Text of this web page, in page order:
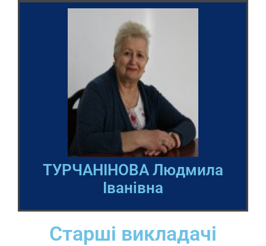
ТУРЧАНІНОВА Людмила
Іванівна
Старші викладачі